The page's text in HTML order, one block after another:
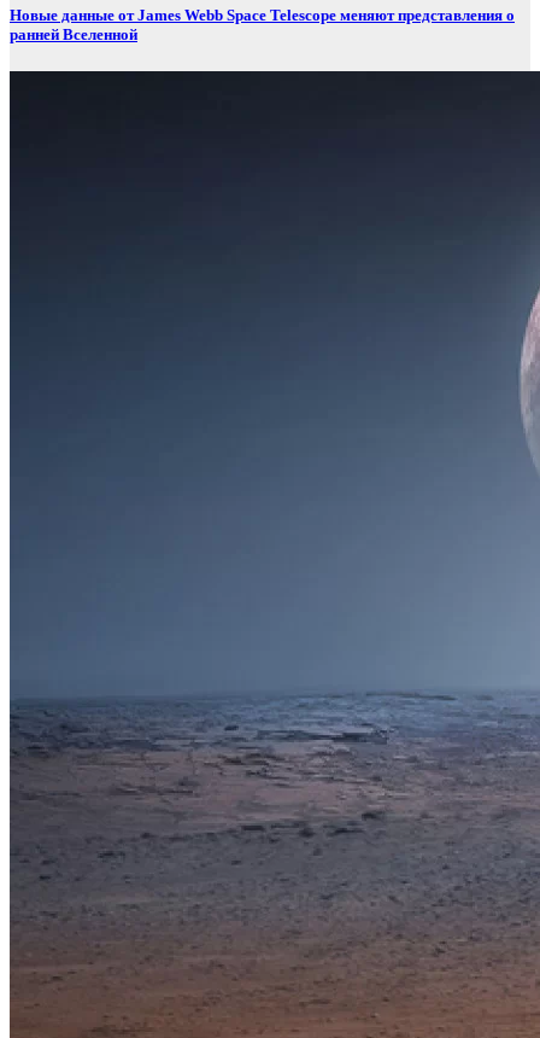
Новые данные от James Webb Space Telescope меняют представления о
ранней Вселенной